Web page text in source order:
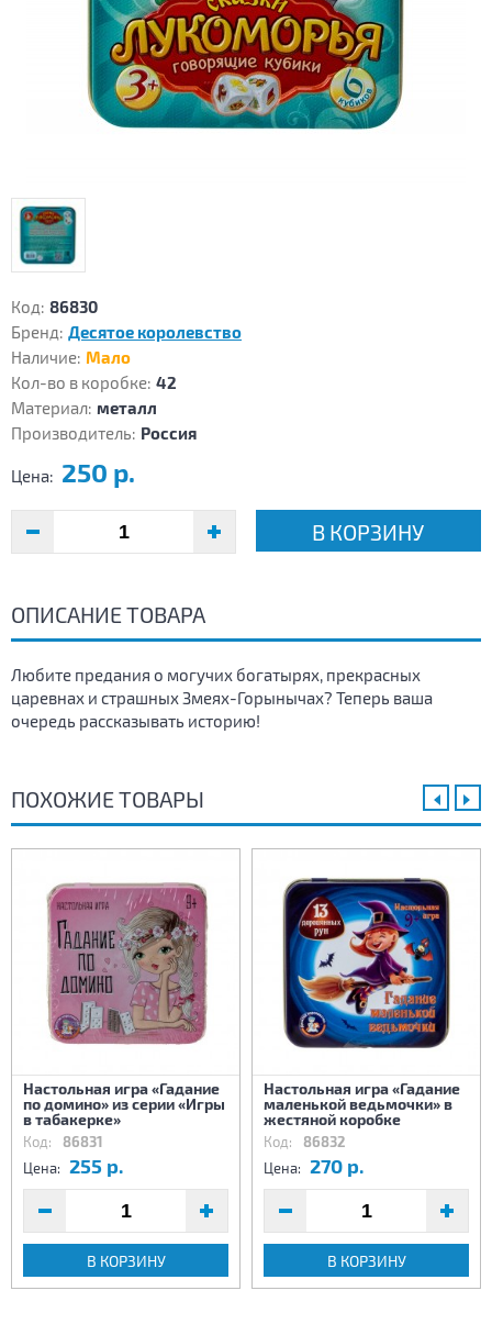
Код: 86830
Бренд: Десятое королевство
Наличие: Мало
Кол-во в коробке: 42
Материал: металл
Производитель: Россия
Цена: 250 р.
В КОРЗИНУ
ОПИСАНИЕ ТОВАРА
Любите предания о могучих богатырях, прекрасных
царевнах и страшных Змеях-Горынычах? Теперь ваша
очередь рассказывать историю!
ПОХОЖИЕ ТОВАРЫ
Настольная игра «Гадание
по домино» из серии «Игры
в табакерке»
Код: 86831
Цена: 255 р.
В КОРЗИНУ
Настольная игра «Гадание
маленькой ведьмочки» в
жестяной коробке
Код: 86832
Цена: 270 р.
В КОРЗИНУ